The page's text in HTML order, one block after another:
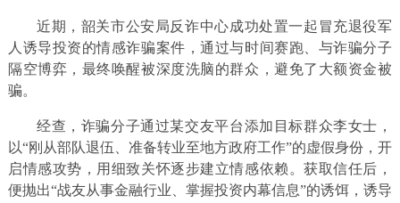
近期，韶关市公安局反诈中心成功处置一起冒充退役军
人诱导投资的情感诈骗案件，通过与时间赛跑、与诈骗分子
隔空博弈，最终唤醒被深度洗脑的群众，避免了大额资金被
骗。
经查，诈骗分子通过某交友平台添加目标群众李女士，
以“刚从部队退伍、准备转业至地方政府工作”的虚假身份，开
启情感攻势，用细致关怀逐步建立情感依赖。获取信任后，
便抛出“战友从事金融行业、掌握投资内幕信息”的诱饵，诱导